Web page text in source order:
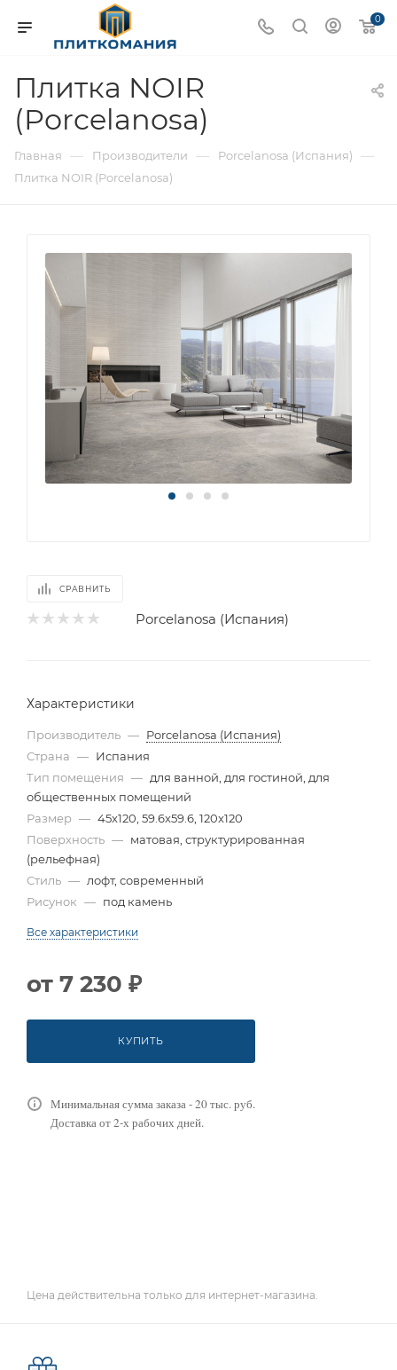
0
Плитка NOIR
(Porcelanosa)
Главная — Производители — Porcelanosa (Испания) —
Плитка NOIR (Porcelanosa)
СРАВНИТЬ
Porcelanosa (Испания)
Характеристики
Производитель — Porcelanosa (Испания)
Страна — Испания
Тип помещения — для ванной, для гостиной, для
общественных помещений
Размер — 45x120, 59.6x59.6, 120x120
Поверхность — матовая, структурированная
(рельефная)
Стиль — лофт, современный
Рисунок — под камень
Все характеристики
от 7 230 ₽
КУПИТЬ
Минимальная сумма заказа - 20 тыс. руб.
Доставка от 2-х рабочих дней.
Цена действительна только для интернет-магазина.